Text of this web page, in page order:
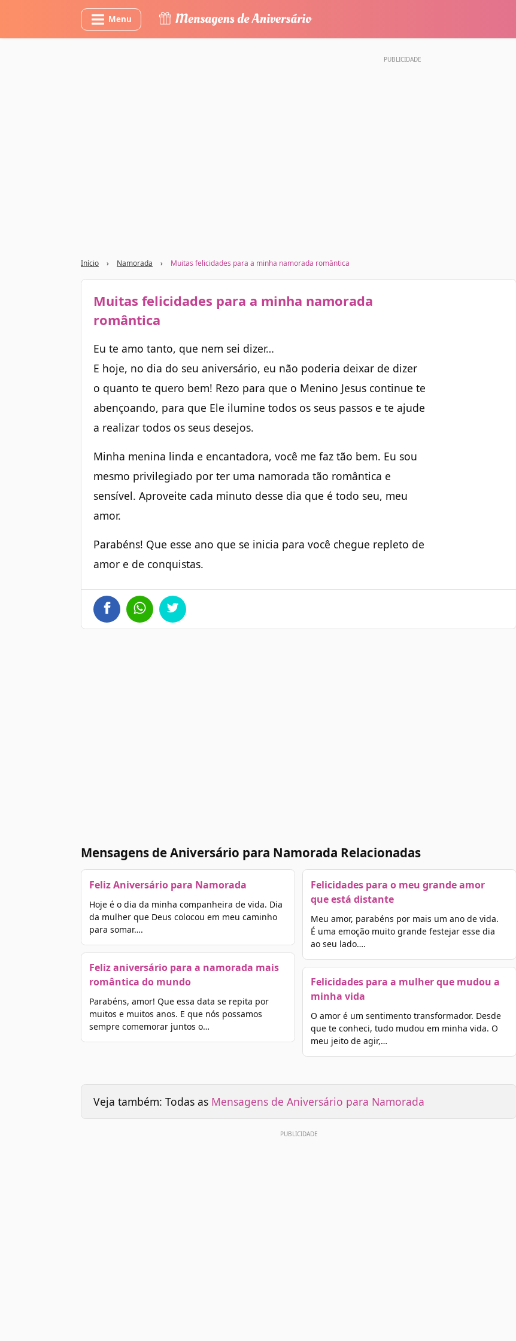
Menu
Início › Namorada › Muitas felicidades para a minha namorada romântica
Muitas felicidades para a minha namorada
romântica
Eu te amo tanto, que nem sei dizer…
E hoje, no dia do seu aniversário, eu não poderia deixar de dizer
o quanto te quero bem! Rezo para que o Menino Jesus continue te
abençoando, para que Ele ilumine todos os seus passos e te ajude
a realizar todos os seus desejos.
Minha menina linda e encantadora, você me faz tão bem. Eu sou
mesmo privilegiado por ter uma namorada tão romântica e
sensível. Aproveite cada minuto desse dia que é todo seu, meu
amor.
Parabéns! Que esse ano que se inicia para você chegue repleto de
amor e de conquistas.
Mensagens de Aniversário para Namorada Relacionadas
Feliz Aniversário para Namorada
Hoje é o dia da minha companheira de vida. Dia
da mulher que Deus colocou em meu caminho
para somar….
Feliz aniversário para a namorada mais
romântica do mundo
Parabéns, amor! Que essa data se repita por
muitos e muitos anos. E que nós possamos
sempre comemorar juntos o…
Felicidades para o meu grande amor
que está distante
Meu amor, parabéns por mais um ano de vida.
É uma emoção muito grande festejar esse dia
ao seu lado….
Felicidades para a mulher que mudou a
minha vida
O amor é um sentimento transformador. Desde
que te conheci, tudo mudou em minha vida. O
meu jeito de agir,…
Veja também: Todas as Mensagens de Aniversário para Namorada